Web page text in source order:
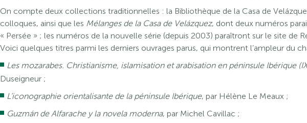
On compte deux collections traditionnelles : la Bibliothèque de la Casa de
colloques, ainsi que les Mélanges de la Casa de Velázquez, dont deux numéros
« Persée » ; les numéros de la nouvelle série (depuis 2003) paraîtront sur le site de
Voici quelques titres parmi les derniers ouvrages parus, qui montrent l’ampleur du
Les mozarabes. Christianisme, islamisation et arabisation en péninsule Ibérique (IX
Duseigneur ;
L’iconographie orientalisante de la péninsule Ibérique, par Hélène Le Meaux ;
Guzmán de Alfarache y la novela moderna, par Michel Cavillac ;